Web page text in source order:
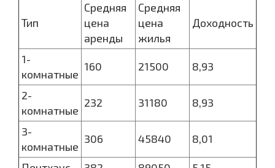
Тип
Средняя
цена
аренды
Средняя
цена
жилья
Доходность
1-
комнатные
160 21500 8,93
2-
комнатные
232 31180 8,93
3-
комнатные
306 45840 8,01